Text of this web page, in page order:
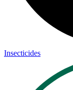
Insecticides